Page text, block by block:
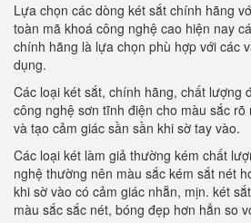
Lựa chọn các dòng két sắt chính hãng
toàn mã khoá công nghệ cao hiện nay
chính hãng là lựa chọn phù hợp với các
dụng.
Các loại két sắt, chính hãng, chất lượng
công nghệ sơn tĩnh điện cho màu sắc
và tạo cảm giác sần sần khi sờ tay vào.
Các loại két làm giả thường kém chất
nghệ thường nên màu sắc kém sắt nét
khi sờ vào có cảm giác nhẵn, mịn. két
màu sắc sắc nét, bóng đẹp hơn hẳn so